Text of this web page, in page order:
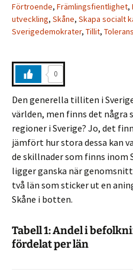
Förtroende, Främlingsfientlighet,
utveckling, Skåne, Skapa socialt
Sverigedemokrater, Tillit, Tolerans
0
Den generella tilliten i
världen, men finns det några
regioner i Sverige? Jo, det
jämfört hur stora dessa kan
de skillnader som finns inom
ligger ganska när
två län som sticker ut en
Skåne i botten.
Tabell 1: Andel i
fördelat per län